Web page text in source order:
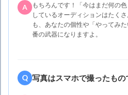
A
もちろんです！「今はまだ何の
しているオーディションはたく
も、あなたの個性や「やってみ
番の武器になりますよ。
Q 写真はスマホで撮ったもの